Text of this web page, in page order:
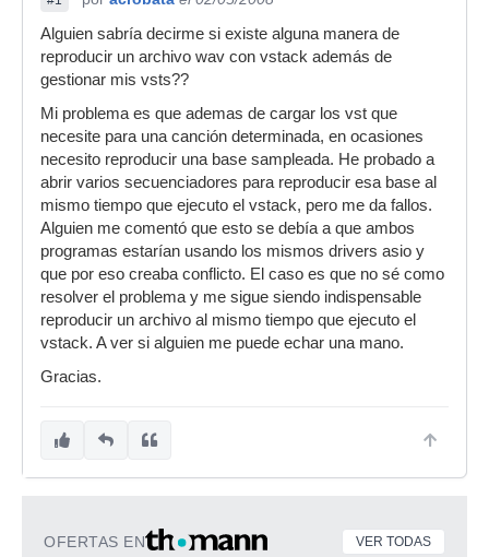
Alguien sabría decirme si existe alguna manera de
reproducir un archivo wav con vstack además de
gestionar mis vsts??
Mi problema es que ademas de cargar los vst que
necesite para una canción determinada, en ocasiones
necesito reproducir una base sampleada. He probado a
abrir varios secuenciadores para reproducir esa base al
mismo tiempo que ejecuto el vstack, pero me da fallos.
Alguien me comentó que esto se debía a que ambos
programas estarían usando los mismos drivers asio y
que por eso creaba conflicto. El caso es que no sé como
resolver el problema y me sigue siendo indispensable
reproducir un archivo al mismo tiempo que ejecuto el
vstack. A ver si alguien me puede echar una mano.
Gracias.
OFERTAS EN VER TODAS